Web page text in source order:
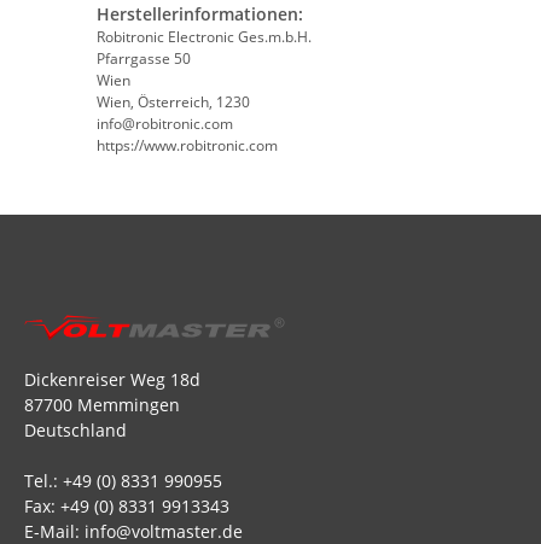
Herstellerinformationen:
Robitronic Electronic Ges.m.b.H.
Pfarrgasse 50
Wien
Wien, Österreich, 1230
info@robitronic.com
https://www.robitronic.com
Dickenreiser Weg 18d
87700 Memmingen
Deutschland
Tel.: +49 (0) 8331 990955
Fax: +49 (0) 8331 9913343
E-Mail: info@voltmaster.de